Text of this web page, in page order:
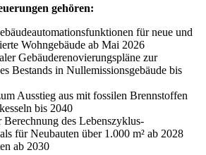
gehören:
für neue und
Wohngebäude ab Mai 2026
Gebäuderenovierungspläne zur
Bestands in Nullemissionsgebäude bis
Ausstieg aus mit fossilen Brennstoffen
bis 2040
des Lebenszyklus-
für Neubauten über 1.000 m² ab 2028
ab 2030